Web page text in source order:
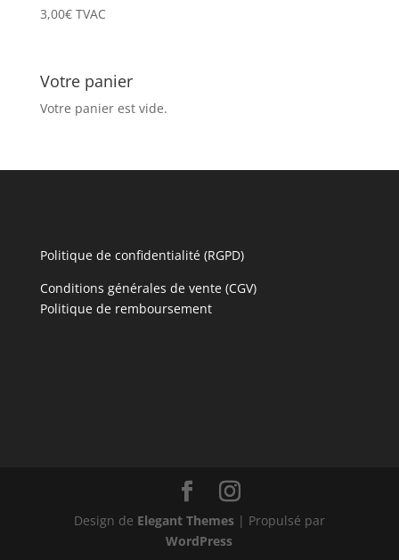
3,00€ TVAC
Votre panier
Votre panier est vide.
Politique de confidentialité (RGPD)
Conditions générales de vente (CGV)
Politique de remboursement
Design de Elegant Themes| Propulsé par
WordPress